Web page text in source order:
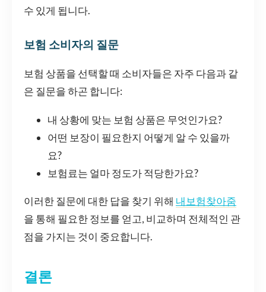
수 있게 됩니다.
보험 소비자의 질문
보험 상품을 선택할 때 소비자들은 자주 다음과 같
은 질문을 하곤 합니다:
내 상황에 맞는 보험 상품은 무엇인가요?
어떤 보장이 필요한지 어떻게 알 수 있을까
요?
보험료는 얼마 정도가 적당한가요?
이러한 질문에 대한 답을 찾기 위해 내보험찾아줌
을 통해 필요한 정보를 얻고, 비교하며 전체적인 관
점을 가지는 것이 중요합니다.
결론